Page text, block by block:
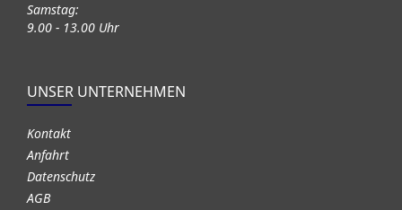
Samstag:
9.00 - 13.00 Uhr
UNSER UNTERNEHMEN
Kontakt
Anfahrt
Datenschutz
AGB